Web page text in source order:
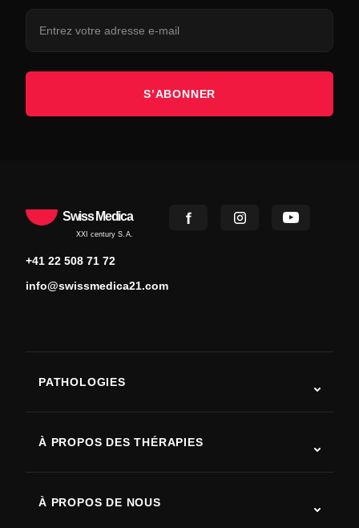
S’ABONNER
Swiss Medica
XXI century S.A.
+41 22 508 71 72
info@swissmedica21.com
PATHOLOGIES
Maladie de Parkinson
À PROPOS DES THÉRAPIES
À PROPOS DE NOUS